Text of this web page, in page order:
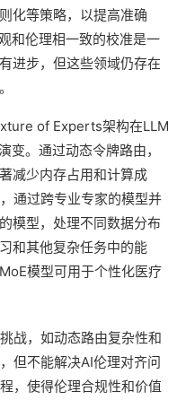
化等策略，以提高准确
和伦理相一致的校准是一
进步，但这些领域仍存在
of Experts架构在LLM
变。通过动态令牌路由，
减少内存占用和计算成
通过跨专业专家的模型并
模型，处理不同数据分布
和其他复杂任务中的能
模型可用于个性化医疗
战，如动态路由复杂性和
但不能解决AI伦理对齐问
，使得伦理合规性和价值